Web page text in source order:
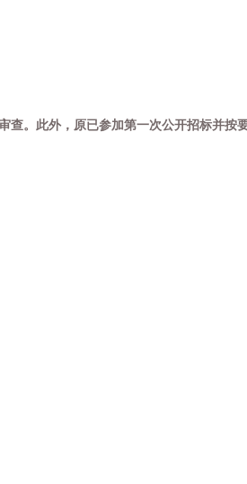
查。此外，原已参加第一次公开招标并按